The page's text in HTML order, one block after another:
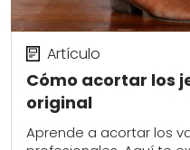
Cómo acortar los
original
Artículo
Aprende a acortar los